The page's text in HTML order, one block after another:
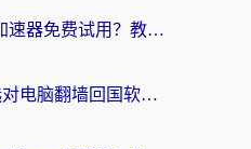
海外党必看：gecko加速器免费试用？教你选对回国加速器，无缝刷国内剧玩游戏
海外党必看：如何选对电脑翻墙回国软件，轻松解锁国内资源？